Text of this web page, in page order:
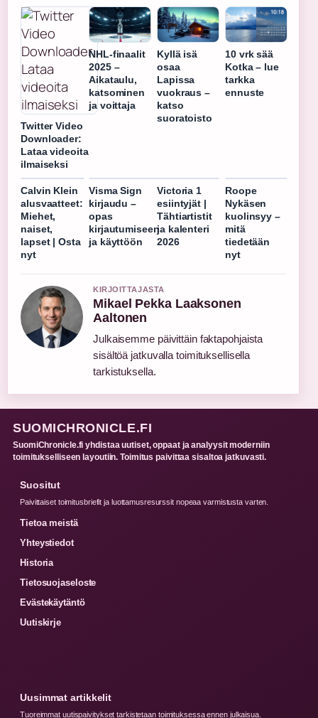
Twitter Video
Downloader:
Lataa videoita
ilmaiseksi
NHL-finaalit
2025 –
Aikataulu,
katsominen
ja voittaja
Kyllä isä
osaa
Lapissa
vuokraus –
katso
suoratoisto
10 vrk sää
Kotka – lue
tarkka
ennuste
Calvin Klein
alusvaatteet:
Miehet,
naiset,
lapset | Osta
nyt
Visma Sign
kirjaudu –
opas
kirjautumiseen
ja käyttöön
Victoria 1
esiintyjät |
Tähtiartistit
ja kalenteri
2026
Roope
Nykäsen
kuolinsyy –
mitä
tiedetään
nyt
KIRJOITTAJASTA
Mikael Pekka Laaksonen
Aaltonen
Julkaisemme päivittäin faktapohjaista
sisältöä jatkuvalla toimituksellisella
tarkistuksella.
SUOMICHRONICLE.FI
SuomiChronicle.fi yhdistaa uutiset, oppaat ja analyysit moderniin
toimitukselliseen layoutiin. Toimitus paivittaa sisaltoa jatkuvasti.
Suositut
Paivittaiset toimitusbriefit ja luottamusresurssit nopeaa varmistusta varten.
Tietoa meistä
Yhteystiedot
Historia
Tietosuojaseloste
Evästekäytäntö
Uutiskirje
Uusimmat artikkelit
Tuoreimmat uutispaivitykset tarkistetaan toimituksessa ennen julkaisua.